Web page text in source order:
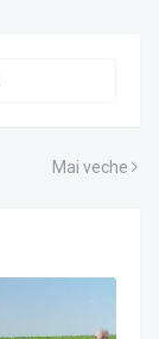
Mai veche